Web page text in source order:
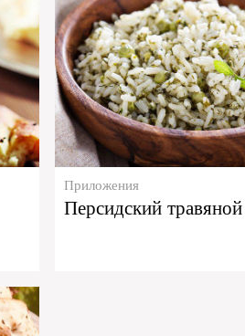
Приложения
Персидский